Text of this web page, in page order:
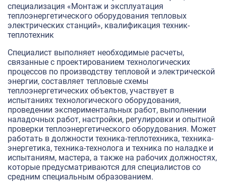
специализация «Монтаж и эксплуатация
теплоэнергетического оборудования тепловых
электрических станций», квалификация техник-
теплотехник
Специалист выполняет необходимые расчеты,
связанные с проектированием технологических
процессов по производству тепловой и электрической
энергии, составляет тепловые схемы
теплоэнергетических объектов, участвует в
испытаниях технологического оборудования,
проведении экспериментальных работ, выполнении
наладочных работ, настройки, регулировки и опытной
проверки теплоэнергетического оборудования. Может
работать в должности техника-теплотехника, техника-
энергетика, техника-технолога и техника по наладке и
испытаниям, мастера, а также на рабочих должностях,
которые предусматриваются для специалистов со
средним специальным образованием.